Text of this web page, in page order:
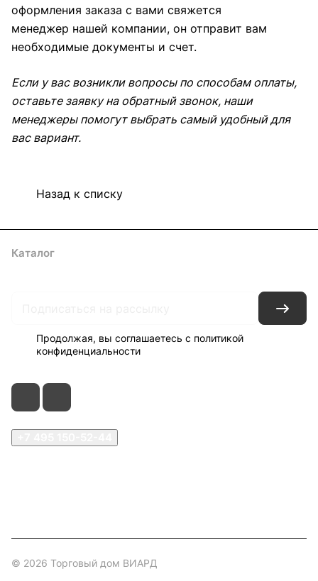
оформления заказа с вами свяжется
менеджер нашей компании, он отправит вам
необходимые документы и счет.
Если у вас возникли вопросы по способам оплаты,
оставьте заявку на обратный звонок, наши
менеджеры помогут выбрать самый удобный для
вас вариант.
Назад к списку
Каталог
Продолжая, вы соглашаетесь с политикой
конфиденциальности
© 2026 Торговый дом ВИАРД